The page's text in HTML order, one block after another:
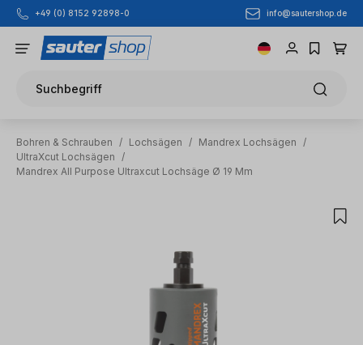
Zum Hauptinhalt springen
+49 (0) 8152 92898-0 info@sautershop.de
Suchbegriff
Bohren & Schrauben / Lochsägen / Mandrex Lochsägen
/
UltraXcut Lochsägen
/
Mandrex All Purpose Ultraxcut Lochsäge Ø 19 Mm